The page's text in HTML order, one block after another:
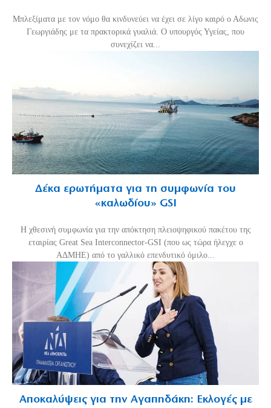
Μπλεξίματα με τον νόμο θα κινδυνεύει να έχει σε λίγο καιρό ο Αδωνις
Γεωργιάδης με τα πρακτορικά γυαλιά. Ο υπουργός Υγείας, που
συνεχίζει να...
Δέκα ερωτήματα για τη συμφωνία του
«καλωδίου» GSI
Η χθεσινή συμφωνία για την απόκτηση πλειοψηφικού πακέτου της
εταιρίας Great Sea Interconnector-GSI (που ως τώρα ήλεγχε ο
ΑΔΜΗΕ) από το γαλλικό επενδυτικό όμιλο...
Αποκαλύψεις για την Αγαπηδάκη: Εκλογές με